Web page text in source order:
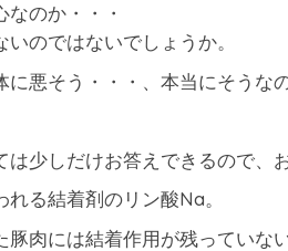
のか・・・
のではないでしょうか。
悪そう・・・、本当にそうな
少しだけお答えできるので、
る結着剤のリン酸Na。
豚肉には結着作用が残っていな